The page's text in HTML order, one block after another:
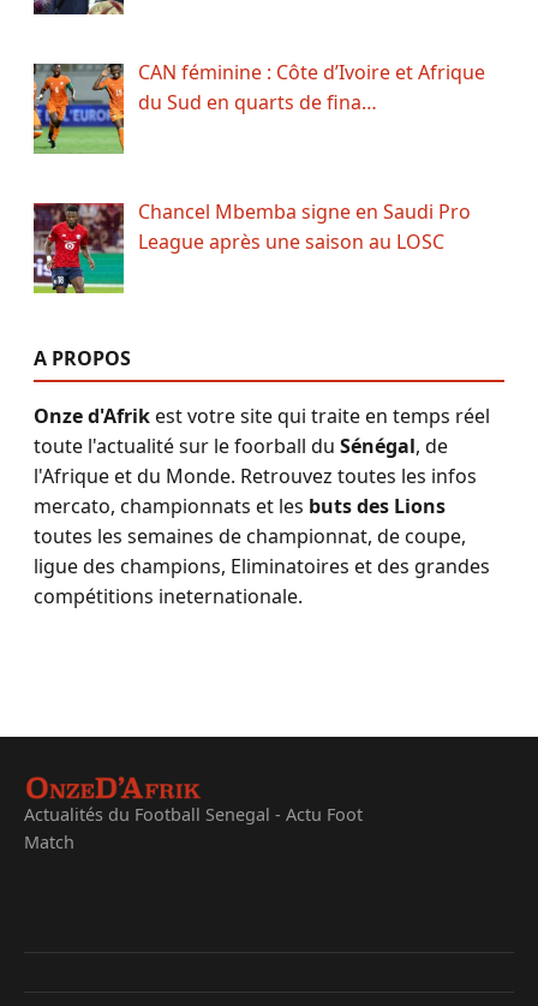
CAN féminine : Côte d’Ivoire et Afrique
du Sud en quarts de fina…
Chancel Mbemba signe en Saudi Pro
League après une saison au LOSC
A PROPOS
Onze d'Afrikest votre site qui traite en temps réel
toute l'actualité sur le foorball du Sénégal, de
l'Afrique et du Monde. Retrouvez toutes les infos
mercato, championnats et les buts des Lions
toutes les semaines de championnat, de coupe,
ligue des champions, Eliminatoires et des grandes
compétitions ineternationale.
Actualités du Football Senegal - Actu Foot
Match